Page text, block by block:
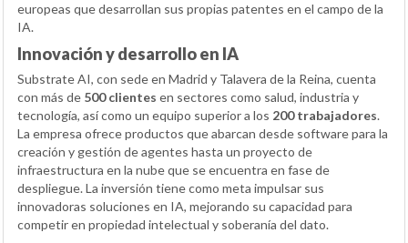
europeas que desarrollan sus propias patentes en el campo de la
IA.
Innovación y desarrollo en IA
Substrate AI, con sede en Madrid y Talavera de la Reina, cuenta
con más de 500 clientes en sectores como salud, industria y
tecnología, así como un equipo superior a los 200 trabajadores.
La empresa ofrece productos que abarcan desde software para la
creación y gestión de agentes hasta un proyecto de
infraestructura en la nube que se encuentra en fase de
despliegue. La inversión tiene como meta impulsar sus
innovadoras soluciones en IA, mejorando su capacidad para
competir en propiedad intelectual y soberanía del dato.